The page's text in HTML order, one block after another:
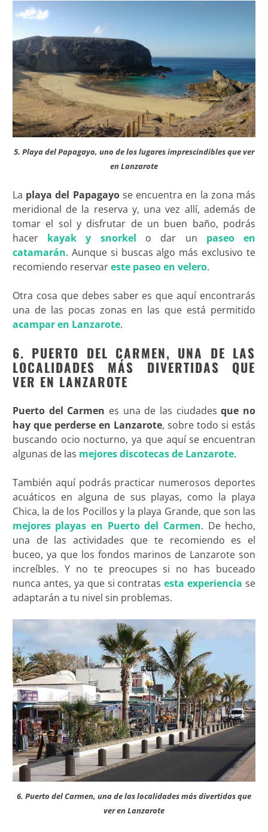
5. Playa del Papagayo, uno de los lugares imprescindibles que ver
en Lanzarote
La playa del Papagayose encuentra en la zona más
meridional de la reserva y, una vez allí, además de
tomar el sol y disfrutar de un buen baño, podrás
hacer kayak y snorkel o dar un paseo en
catamarán. Aunque si buscas algo más exclusivo te
recomiendo reservareste paseo en velero.
Otra cosa que debes saber es que aquí encontrarás
una de las pocas zonas en las que está permitido
acampar en Lanzarote.
6. PUERTO DEL CARMEN, UNA DE LAS
LOCALIDADES MÁS DIVERTIDAS QUE
VER EN LANZAROTE
Puerto del Carmen es una de las ciudadesque no
hay que perderse en Lanzarote, sobre todo si estás
buscando ocio nocturno, ya que aquí se encuentran
algunas de las mejores discotecas de Lanzarote.
También aquí podrás practicar numerosos deportes
acuáticos en alguna de sus playas, como la playa
Chica, la de los Pocillos y la playa Grande, que son las
mejores playas en Puerto del Carmen. De hecho,
una de las actividades que te recomiendo es el
buceo, ya que los fondos marinos de Lanzarote son
increíbles. Y no te preocupes si no has buceado
nunca antes, ya que si contratasesta experiencia se
adaptarán a tu nivel sin problemas.
6. Puerto del Carmen, una de las localidades más divertidas que
ver en Lanzarote